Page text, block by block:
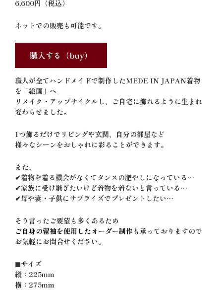
6,600円（税込）
ネットでの販売も可能です。
購入する（buy）
職人が全てハンドメイドで制作したMEDE IN JAPAN着物
を 「絵画」 へ
リメイク・アップサイクルし、ご自宅に飾れるように生まれ
変わらせました。
1つ飾るだけでリビングや玄関、自分の部屋など
様々なシーンをおしゃれに彩ることができます。
また、
✔︎着物を着る機会がなくてタンスの肥やしになっている…
✔︎家族に受け継ぎたいけど着物を着ないと言っている…
✔︎母や妻・子供にサプライズでプレゼントしたい…
そう言ったご要望も多くあるため
ご自身の留袖を使用したオーダー制作 も承っておりますので
お気軽にお問合せください。
◼︎サイズ
縦：225mm
横：275mm